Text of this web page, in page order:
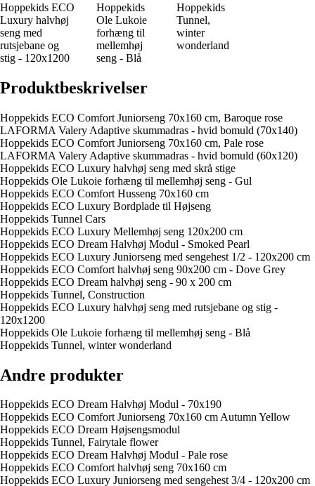
Hoppekids ECO
Luxury halvhøj
seng med
rutsjebane og
stig - 120x1200
Hoppekids
Ole Lukoie
forhæng til
mellemhøj
seng - Blå
Hoppekids
Tunnel,
winter
wonderland
Produktbeskrivelser
Hoppekids ECO Comfort Juniorseng 70x160 cm, Baroque rose
LAFORMA Valery Adaptive skummadras - hvid bomuld (70x140)
Hoppekids ECO Comfort Juniorseng 70x160 cm, Pale rose
LAFORMA Valery Adaptive skummadras - hvid bomuld (60x120)
Hoppekids ECO Luxury halvhøj seng med skrå stige
Hoppekids Ole Lukoie forhæng til mellemhøj seng - Gul
Hoppekids ECO Comfort Husseng 70x160 cm
Hoppekids ECO Luxury Bordplade til Højseng
Hoppekids Tunnel Cars
Hoppekids ECO Luxury Mellemhøj seng 120x200 cm
Hoppekids ECO Dream Halvhøj Modul - Smoked Pearl
Hoppekids ECO Luxury Juniorseng med sengehest 1/2 - 120x200 cm
Hoppekids ECO Comfort halvhøj seng 90x200 cm - Dove Grey
Hoppekids ECO Dream halvhøj seng - 90 x 200 cm
Hoppekids Tunnel, Construction
Hoppekids ECO Luxury halvhøj seng med rutsjebane og stig -
120x1200
Hoppekids Ole Lukoie forhæng til mellemhøj seng - Blå
Hoppekids Tunnel, winter wonderland
Andre produkter
Hoppekids ECO Dream Halvhøj Modul - 70x190
Hoppekids ECO Comfort Juniorseng 70x160 cm Autumn Yellow
Hoppekids ECO Dream Højsengsmodul
Hoppekids Tunnel, Fairytale flower
Hoppekids ECO Dream Halvhøj Modul - Pale rose
Hoppekids ECO Comfort halvhøj seng 70x160 cm
Hoppekids ECO Luxury Juniorseng med sengehest 3/4 - 120x200 cm